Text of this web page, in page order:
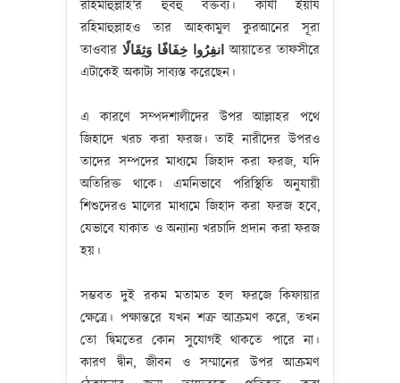
রহিমাহুল্লাহ’র হুবহু বক্তব্য। কাযী ইয়ায
রহিমাহুল্লাহও তার আহকামুল কুরআনের সূরা
তাওবার انفِرُوا خِفَافًا وَثِقَالًا আয়াতের তাফসীরে
এটাকেই অকাট্য সাব্যস্ত করেছেন।
এ কারণে সম্পদশালীদের উপর আল্লাহর পথে
জিহাদে খরচ করা ফরজ। তাই নারীদের উপরও
তাদের সম্পদের মাধ্যমে জিহাদ করা ফরজ, যদি
অতিরিক্ত থাকে। এমনিভাবে পরিস্থিতি অনুযায়ী
শিশুদেরও মালের মাধ্যমে জিহাদ করা ফরজ হবে,
যেভাবে যাকাত ও অন্যান্য খরচাদি প্রদান করা ফরজ
হয়।
সম্ভবত দুই রকম মতামত হল ফরজে কিফায়ার
ক্ষেত্রে। পক্ষান্তরে যখন শত্রু আক্রমণ করে, তখন
তো দ্বিমতের কোন সুযোগই থাকতে পারে না।
কারণ দ্বীন, জীবন ও সম্মানের উপর আক্রমণ